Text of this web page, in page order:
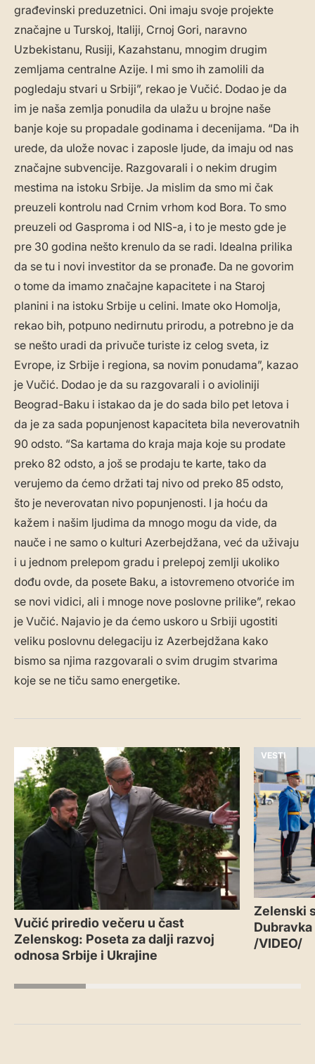
građevinski preduzetnici. Oni imaju svoje projekte
značajne u Turskoj, Italiji, Crnoj Gori, naravno
Uzbekistanu, Rusiji, Kazahstanu, mnogim drugim
zemljama centralne Azije. I mi smo ih zamolili da
pogledaju stvari u Srbiji”, rekao je Vučić. Dodao je da
im je naša zemlja ponudila da ulažu u brojne naše
banje koje su propadale godinama i decenijama. “Da ih
urede, da ulože novac i zaposle ljude, da imaju od nas
značajne subvencije. Razgovarali i o nekim drugim
mestima na istoku Srbije. Ja mislim da smo mi čak
preuzeli kontrolu nad Crnim vrhom kod Bora. To smo
preuzeli od Gasproma i od NIS-a, i to je mesto gde je
pre 30 godina nešto krenulo da se radi. Idealna prilika
da se tu i novi investitor da se pronađe. Da ne govorim
o tome da imamo značajne kapacitete i na Staroj
planini i na istoku Srbije u celini. Imate oko Homolja,
rekao bih, potpuno nedirnutu prirodu, a potrebno je da
se nešto uradi da privuče turiste iz celog sveta, iz
Evrope, iz Srbije i regiona, sa novim ponudama”, kazao
je Vučić. Dodao je da su razgovarali i o avioliniji
Beograd-Baku i istakao da je do sada bilo pet letova i
da je za sada popunjenost kapaciteta bila neverovatnih
90 odsto. “Sa kartama do kraja maja koje su prodate
preko 82 odsto, a još se prodaju te karte, tako da
verujemo da ćemo držati taj nivo od preko 85 odsto,
što je neverovatan nivo popunjenosti. I ja hoću da
kažem i našim ljudima da mnogo mogu da vide, da
nauče i ne samo o kulturi Azerbejdžana, već da uživaju
i u jednom prelepom gradu i prelepoj zemlji ukoliko
dođu ovde, da posete Baku, a istovremeno otvoriće im
se novi vidici, ali i mnoge nove poslovne prilike”, rekao
je Vučić. Najavio je da ćemo uskoro u Srbiji ugostiti
veliku poslovnu delegaciju iz Azerbejdžana kako
bismo sa njima razgovarali o svim drugim stvarima
koje se ne tiču samo energetike.
VESTI
Vučić priredio večeru u čast
Zelenskog: Poseta za dalji razvoj
odnosa Srbije i Ukrajine
VESTI
Zelenski
/VIDEO/